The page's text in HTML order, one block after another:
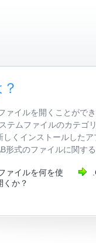
ァイルを開くことがで
テムファイルのカテ
しくインストールした
形式のファイルに関す
ァイルを何を使
くか？